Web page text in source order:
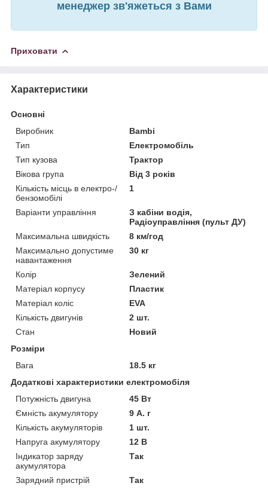
менеджер зв'яжеться з Вами
Приховати
Характеристики
Основні
Виробник
Bambi
Тип
Електромобіль
Тип кузова
Трактор
Вікова група
Від 3 років
Кількість місць в електро-/
бензомобілі
1
Варіанти управління
З кабіни водія,
Радіоуправління (пульт ДУ)
Максимальна швидкість
8 км/год
Максимально допустиме
навантаження
30 кг
Колір
Зелений
Матеріал корпусу
Пластик
Матеріал коліс
EVA
Кількість двигунів
2 шт.
Стан
Новий
Розміри
Вага
18.5 кг
Додаткові характеристики електромобіля
Потужність двигуна
45 Вт
Ємність акумулятору
9 А. г
Кількість акумуляторів
1 шт.
Напруга акумулятору
12 В
Індикатор заряду
акумулятора
Так
Зарядний пристрій Так